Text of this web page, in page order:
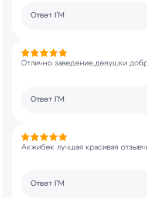
Ответ I’M
Отлично заведение,девушки
Ответ I’M
Акжибек лучшая красивая
Ответ I’M